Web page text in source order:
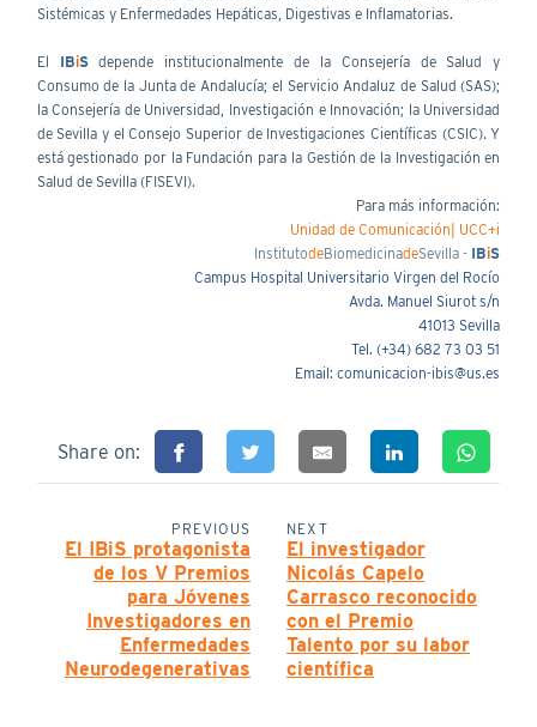
Sistémicas y Enfermedades Hepáticas, Digestivas e Inflamatorias.
El IBiSdepende institucionalmente de la Consejería de Salud y
Consumo de la Junta de Andalucía; el Servicio Andaluz de Salud (SAS);
la Consejería de Universidad, Investigación e Innovación; la Universidad
de Sevilla y el Consejo Superior de Investigaciones Científicas (CSIC). Y
está gestionado por la Fundación para la Gestión de la Investigación en
Salud de Sevilla (FISEVI).
Para más información:
Unidad de Comunicación| UCC+i
InstitutodeBiomedicinadeSevilla - IBiS
Campus Hospital Universitario Virgen del Rocío
Avda. Manuel Siurot s/n
41013 Sevilla
Tel. (+34) 682 73 03 51
Email: comunicacion-ibis@us.es
Share on:
PREVIOUS
El IBiS protagonista
de los V Premios
para Jóvenes
Investigadores en
Enfermedades
Neurodegenerativas
NEXT
El investigador
Nicolás Capelo
Carrasco reconocido
con el Premio
Talento por su labor
científica